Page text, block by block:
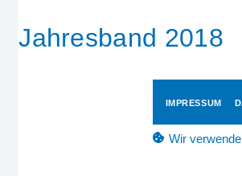
Jahresband 2018
IMPRESSUM
Wir